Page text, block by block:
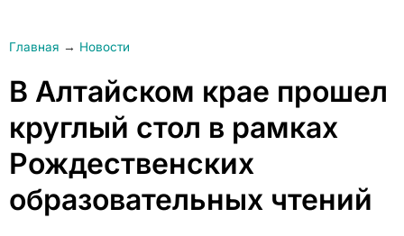
Главная → Новости
В Алтайском крае прошел
круглый стол в рамках
Рождественских
образовательных чтений